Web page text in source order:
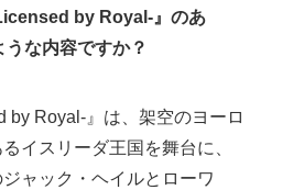
by Royal-』のあ
うな内容ですか？
by Royal-』は、架空のヨーロ
イスリーダ王国を舞台に、
ャック・ヘイルとローワ